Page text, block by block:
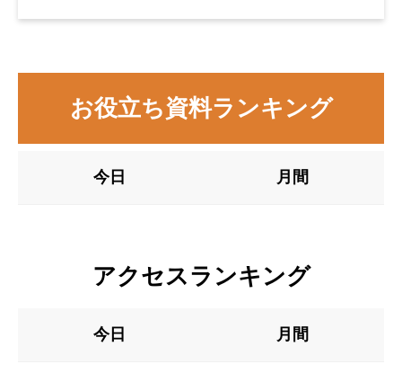
お役立ち資料ランキング
今日 月間
アクセスランキング
今日 月間